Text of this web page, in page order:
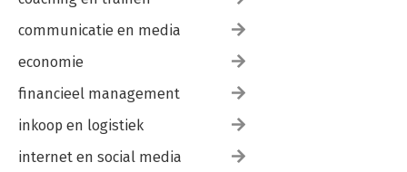
communicatie en media
economie
financieel management
inkoop en logistiek
internet en social media